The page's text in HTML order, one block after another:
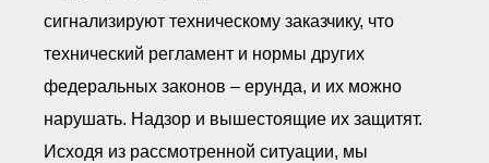
сигнализируют техническому заказчику, что
технический регламент и нормы других
федеральных законов – ерунда, и их можно
нарушать. Надзор и вышестоящие их защитят.
Исходя из рассмотренной ситуации, мы